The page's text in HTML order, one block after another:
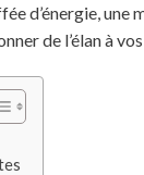
d’énergie,
de l’élan à